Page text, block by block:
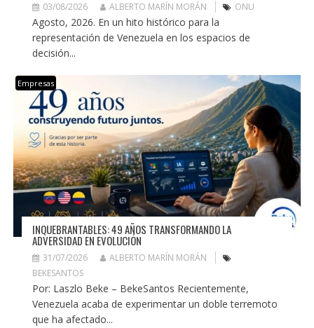
03/08/2026 ALBERTO MARÍN MORÁN ONU
Agosto, 2026. En un hito histórico para la
representación de Venezuela en los espacios de
decisión...
Empresas
INQUEBRANTABLES: 49 AÑOS TRANSFORMANDO LA
ADVERSIDAD EN EVOLUCIÓN
31/07/2026
ALBERTO MARÍN MORÁN
BEKESANTOS
Por: Laszlo Beke – BekeSantos Recientemente,
Venezuela acaba de experimentar un doble terremoto
que ha afectado...